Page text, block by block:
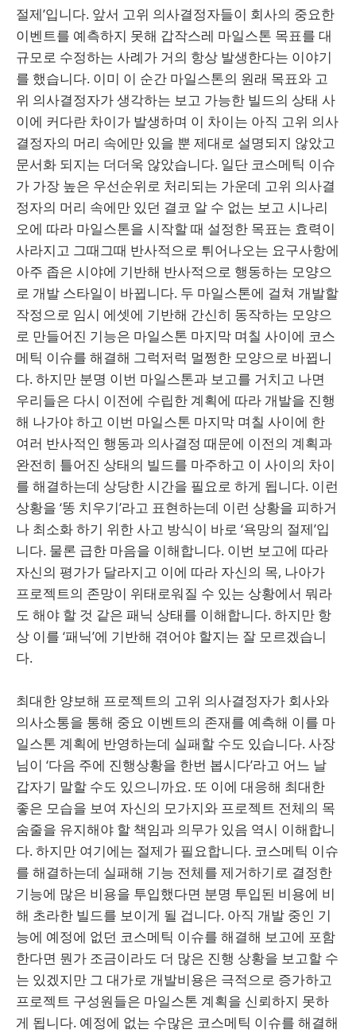
절제’입니다. 앞서 고위 의사결정자들이 회사의 중요한
이벤트를 예측하지 못해 갑작스레 마일스톤 목표를 대
규모로 수정하는 사례가 거의 항상 발생한다는 이야기
를 했습니다. 이미 이 순간 마일스톤의 원래 목표와 고
위 의사결정자가 생각하는 보고 가능한 빌드의 상태 사
이에 커다란 차이가 발생하며 이 차이는 아직 고위 의사
결정자의 머리 속에만 있을 뿐 제대로 설명되지 않았고
문서화 되지는 더더욱 않았습니다. 일단 코스메틱 이슈
가 가장 높은 우선순위로 처리되는 가운데 고위 의사결
정자의 머리 속에만 있던 결코 알 수 없는 보고 시나리
오에 따라 마일스톤을 시작할 때 설정한 목표는 효력이
사라지고 그때그때 반사적으로 튀어나오는 요구사항에
아주 좁은 시야에 기반해 반사적으로 행동하는 모양으
로 개발 스타일이 바뀝니다. 두 마일스톤에 걸쳐 개발할
작정으로 임시 에셋에 기반해 간신히 동작하는 모양으
로 만들어진 기능은 마일스톤 마지막 며칠 사이에 코스
메틱 이슈를 해결해 그럭저럭 멀쩡한 모양으로 바뀝니
다. 하지만 분명 이번 마일스톤과 보고를 거치고 나면
우리들은 다시 이전에 수립한 계획에 따라 개발을 진행
해 나가야 하고 이번 마일스톤 마지막 며칠 사이에 한
여러 반사적인 행동과 의사결정 때문에 이전의 계획과
완전히 틀어진 상태의 빌드를 마주하고 이 사이의 차이
를 해결하는데 상당한 시간을 필요로 하게 됩니다. 이런
상황을 ‘똥 치우기’라고 표현하는데 이런 상황을 피하거
나 최소화 하기 위한 사고 방식이 바로 ‘욕망의 절제’입
니다. 물론 급한 마음을 이해합니다. 이번 보고에 따라
자신의 평가가 달라지고 이에 따라 자신의 목, 나아가
프로젝트의 존망이 위태로워질 수 있는 상황에서 뭐라
도 해야 할 것 같은 패닉 상태를 이해합니다. 하지만 항
상 이를 ‘패닉’에 기반해 겪어야 할지는 잘 모르겠습니
다.
최대한 양보해 프로젝트의 고위 의사결정자가 회사와
의사소통을 통해 중요 이벤트의 존재를 예측해 이를 마
일스톤 계획에 반영하는데 실패할 수도 있습니다. 사장
님이 ‘다음 주에 진행상황을 한번 봅시다’라고 어느 날
갑자기 말할 수도 있으니까요. 또 이에 대응해 최대한
좋은 모습을 보여 자신의 모가지와 프로젝트 전체의 목
숨줄을 유지해야 할 책임과 의무가 있음 역시 이해합니
다. 하지만 여기에는 절제가 필요합니다. 코스메틱 이슈
를 해결하는데 실패해 기능 전체를 제거하기로 결정한
기능에 많은 비용을 투입했다면 분명 투입된 비용에 비
해 초라한 빌드를 보이게 될 겁니다. 아직 개발 중인 기
능에 예정에 없던 코스메틱 이슈를 해결해 보고에 포함
한다면 뭔가 조금이라도 더 많은 진행 상황을 보고할 수
는 있겠지만 그 대가로 개발비용은 극적으로 증가하고
프로젝트 구성원들은 마일스톤 계획을 신뢰하지 못하
게 됩니다. 예정에 없는 수많은 코스메틱 이슈를 해결해